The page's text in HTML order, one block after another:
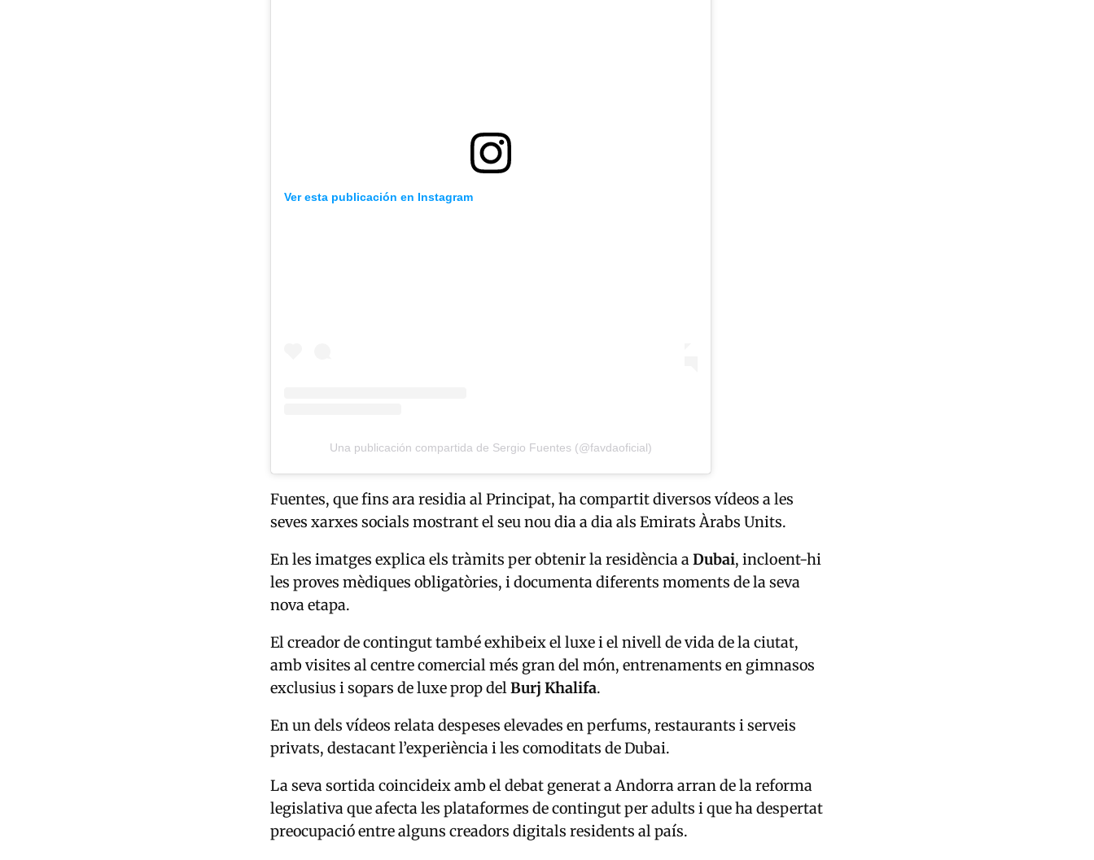
Ver esta publicación en Instagram
Una publicación compartida de Sergio Fuentes (@favdaoficial)
Fuentes, que fins ara residia al Principat, ha compartit diversos vídeos a les
seves xarxes socials mostrant el seu nou dia a dia als Emirats Àrabs Units.
En les imatges explica els tràmits per obtenir la residència aDubai, incloent-hi
les proves mèdiques obligatòries, i documenta diferents moments de la seva
nova etapa.
El creador de contingut també exhibeix el luxe i el nivell de vida de la ciutat,
amb visites al centre comercial més gran del món, entrenaments en gimnasos
exclusius i sopars de luxe prop delBurj Khalifa.
En un dels vídeos relata despeses elevades en perfums, restaurants i serveis
privats, destacant l’experiència i les comoditats de Dubai.
La seva sortida coincideix amb el debat generat a Andorra arran de la reforma
legislativa que afecta les plataformes de contingut per adults i que ha despertat
preocupació entre alguns creadors digitals residents al país.